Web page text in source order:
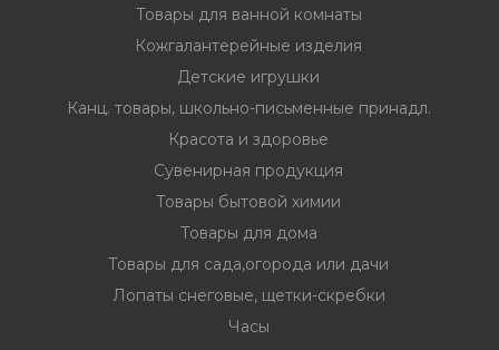
Товары для ванной комнаты
Кожгалантерейные изделия
Детские игрушки
Канц. товары, школьно-письменные принадл.
Красота и здоровье
Сувенирная продукция
Товары бытовой химии
Товары для дома
Товары для сада,огорода или дачи
Лопаты снеговые, щетки-скребки
Часы